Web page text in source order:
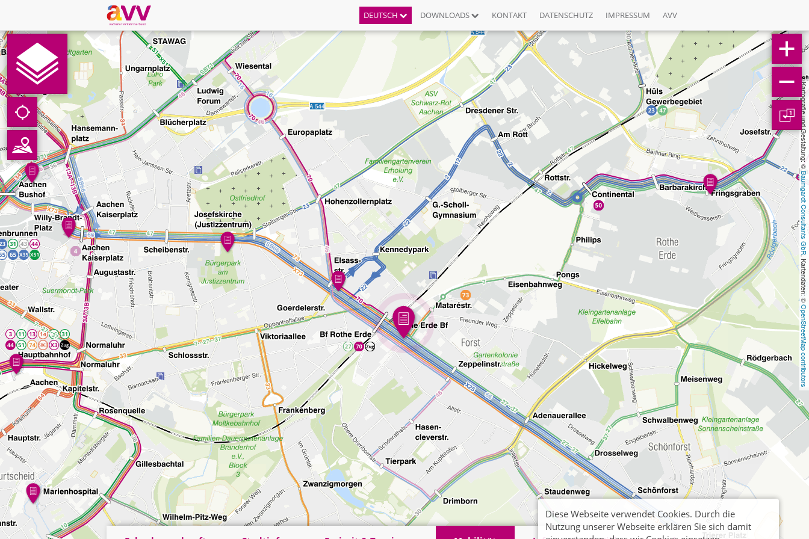
DEUTSCH DOWNLOADS KONTAKT DATENSCHUTZ IMPRESSUM AVV
Kartografie und Gestaltung: ©
Baumgardt Consultants GbR
, Kartendaten: ©
OpenStreetMap contributors
1
Diese Webseite verwendet Cookies. Durch die
Nutzung unserer Webseite erklären Sie sich damit